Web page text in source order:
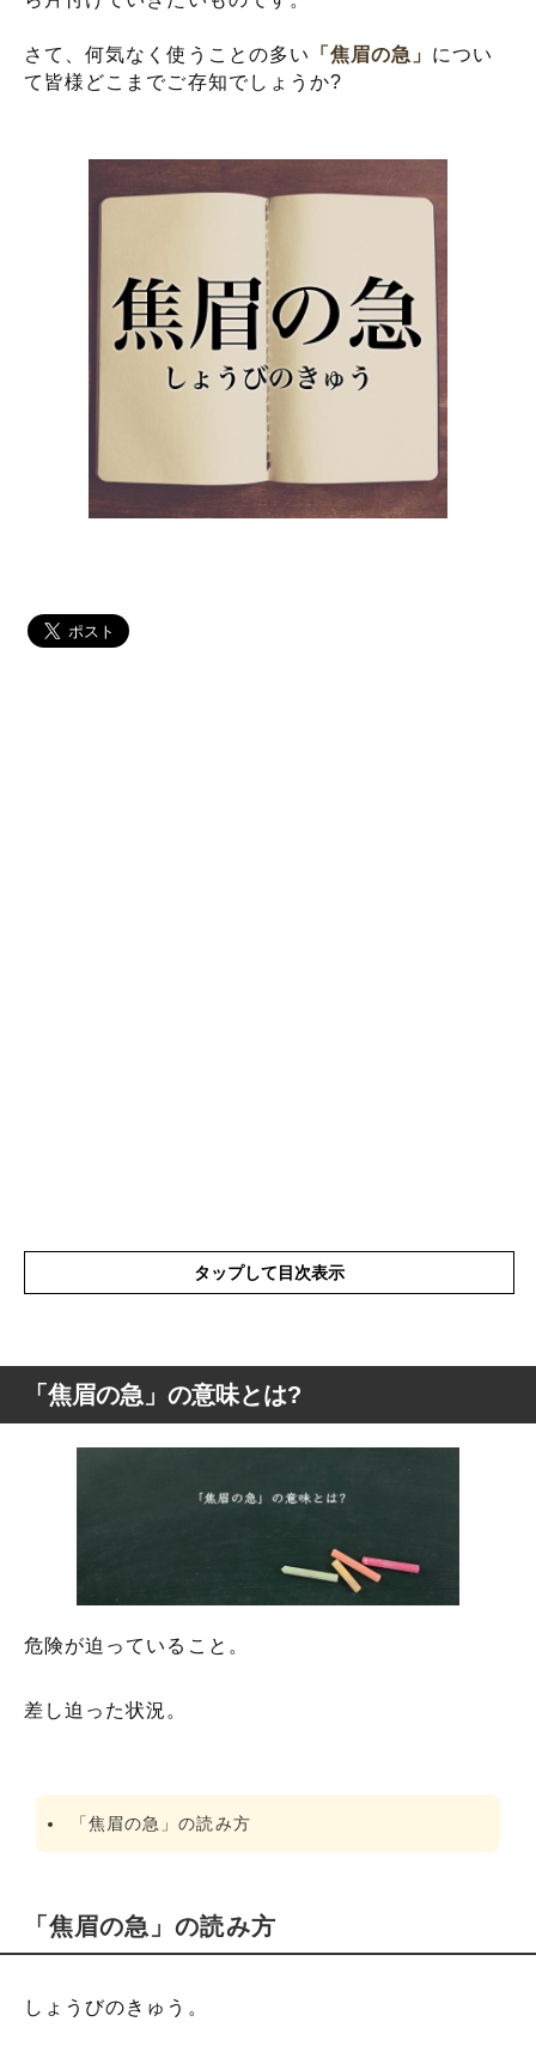
さて、何気なく使うことの多い 「焦眉の急」 につい
て皆様どこまでご存知でしょうか?
タップして目次表示
「焦眉の急」の意味とは?
「焦眉の急」を使った例文と解釈
「焦眉の急」の英語
「焦眉の急」の意味とは?
危険が迫っていること。
差し迫った状況。
「焦眉の急」の読み方
「焦眉の急」の読み方
しょうびのきゅう。